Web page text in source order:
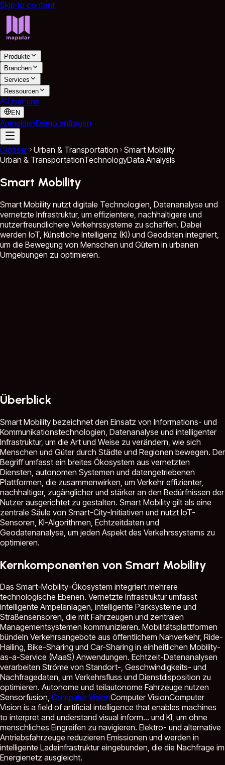
Skip to content
Produkte
Branchen
Services
Ressourcen
Über uns
EN
AnmeldenDemo anfragen
Glossar Urban & Transportation
Smart Mobility
Urban & TransportationTechnologyData Analysis
Smart Mobility
Smart Mobility nutzt digitale Technologien, Datenanalyse und
vernetzte Infrastruktur, um effizientere, nachhaltigere und
nutzerfreundlichere Verkehrssysteme zu schaffen. Dabei
werden IoT, Künstliche Intelligenz (KI) und Geodaten integriert,
um die Bewegung von Menschen und Gütern in urbanen
Umgebungen zu optimieren.
Überblick
Smart Mobility bezeichnet den Einsatz von Informations- und
Kommunikationstechnologien, Datenanalyse und intelligenter
Infrastruktur, um die Art und Weise zu verändern, wie sich
Menschen und Güter durch Städte und Regionen bewegen. Der
Begriff umfasst ein breites Ökosystem aus vernetzten
Diensten, autonomen Systemen und datengetriebenen
Plattformen, die zusammenwirken, um Verkehr effizienter,
nachhaltiger, zugänglicher und stärker an den Bedürfnissen der
Nutzer ausgerichtet zu gestalten. Smart Mobility gilt als eine
zentrale Säule von Smart-City-Initiativen und nutzt IoT-
Sensoren, KI-Algorithmen, Echtzeitdaten und
Geodatenanalyse, um jeden Aspekt des Verkehrssystems zu
optimieren.
Kernkomponenten von Smart Mobility
Das Smart-Mobility-Ökosystem integriert mehrere
technologische Ebenen. Vernetzte Infrastruktur umfasst
intelligente Ampelanlagen, intelligente Parksysteme und
Straßensensoren, die mit Fahrzeugen und zentralen
Managementsystemen kommunizieren. Mobilitätsplattformen
bündeln Verkehrsangebote aus öffentlichem Nahverkehr, Ride-
Hailing, Bike-Sharing und Car-Sharing in einheitlichen Mobility-
as-a-Service (MaaS) Anwendungen. Echtzeit-Datenanalysen
verarbeiten Ströme von Standort-, Geschwindigkeits- und
Nachfragedaten, um Verkehrsfluss und Dienstdisposition zu
optimieren. Autonome und teilautonome Fahrzeuge nutzen
Sensorfusion, Computer VisionComputer VisionComputer
Vision is a field of artificial intelligence that enables machines
to interpret and understand visual inform... und KI, um ohne
menschliches Eingreifen zu navigieren. Elektro- und alternative
Antriebsfahrzeuge reduzieren Emissionen und werden in
intelligente Ladeinfrastruktur eingebunden, die die Nachfrage im
Energienetz ausgleicht.